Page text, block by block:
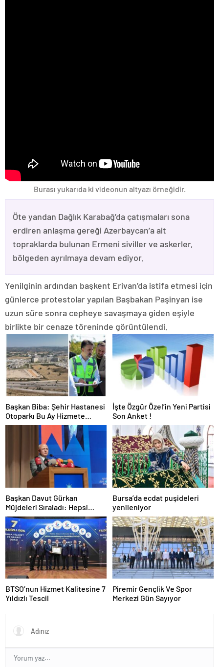
Burası yukarıda ki videonun altyazı örneğidir.
Öte yandan Dağlık Karabağ’da çatışmaları sona
erdiren anlaşma gereği Azerbaycan’a ait
topraklarda bulunan Ermeni siviller ve askerler,
bölgeden ayrılmaya devam ediyor.
Yenilginin ardından başkent Erivan’da istifa etmesi için
günlerce protestolar yapılan Başbakan Paşinyan ise
uzun süre sonra cepheye savaşmaya giden eşiyle
birlikte bir cenaze töreninde görüntülendi.
Başkan Biba: Şehir Hastanesi
Otoparkı Bu Ay Hizmete
Açılacak
İşte Özgür Özel’in Yeni Partisi
Son Anket !
Başkan Davut Gürkan
Müjdeleri Sıraladı: Hepsi
Yakında Hizmete Giriyor !
Bursa’da ecdat puşideleri
yenileniyor
BTSO’nun Hizmet Kalitesine 7
Yıldızlı Tescil
Piremir Gençlik Ve Spor
Merkezi Gün Sayıyor